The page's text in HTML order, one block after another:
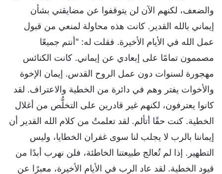
والضعف، لكنهم الآن لن يتوقفوا عن مضايقتي بشأن
إيماني بالله القدير. كانت هذه محاولة لمنعي من قبول
عمل الله في الأيام الأخيرة. فقلت له: "أنتم جميعًا
مصممون تمامًا على إبعادي عن إيماني. كانت الكنائس
مهجورة لسنوات دون عمل الروح القدس. إيمان الإخوة
والأخوات يفتر وهم في دائرة من الخطية والاعتراف. لقد
كانوا يعترفون، لكنهم غير قادرين على التخلُّص من أغلال
الخطية. كنت حقًا أتألم. لقد تعلمتُ من كلام الله القدير أن
إيماننا بالرب لا يجلب لنا سوى غفران الخطايا، وليس
التطهير. إذا لم تُعالج طبيعتنا الخاطئة، فلن نهرب أبدًا من
قيود الخطية. لقد عاد الرب في الأيام الأخيرة، معبرًا عن